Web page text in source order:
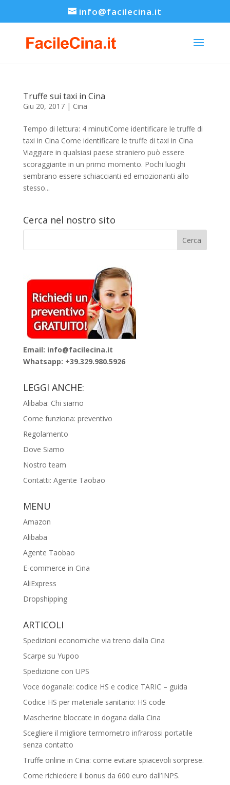
info@facilecina.it
Truffe sui taxi in Cina
Giu 20, 2017| Cina
Tempo di lettura: 4 minutiCome identificare le truffe di
taxi in Cina Come identificare le truffe di taxi in Cina
Viaggiare in qualsiasi paese straniero può essere
scoraggiante in un primo momento. Pochi luoghi
sembrano essere schiaccianti ed emozionanti allo
stesso...
Cerca nel nostro sito
Email: info@facilecina.it
Whatsapp: +39.329.980.5926
LEGGI ANCHE:
Alibaba: Chi siamo
Come funziona: preventivo
Regolamento
Dove Siamo
Nostro team
Contatti: Agente Taobao
MENU
Amazon
Alibaba
Agente Taobao
E-commerce in Cina
AliExpress
Dropshipping
ARTICOLI
Spedizioni economiche via treno dalla Cina
Scarpe su Yupoo
Spedizione con UPS
Voce doganale: codice HS e codice TARIC – guida
Codice HS per materiale sanitario: HS code
Mascherine bloccate in dogana dalla Cina
Scegliere il migliore termometro infrarossi portatile
senza contatto
Truffe online in Cina: come evitare spiacevoli sorprese.
Come richiedere il bonus da 600 euro dall’INPS.